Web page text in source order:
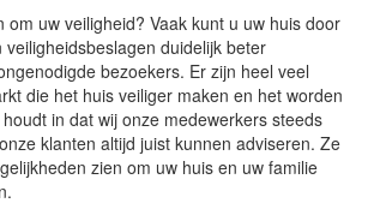
om uw veiligheid? Vaak kunt u uw huis door
duidelijk beter
bezoekers. Er zijn heel veel
die het huis veiliger maken en het worden
in dat wij onze medewerkers steeds
klanten altijd juist kunnen adviseren. Ze
zien om uw huis en uw familie